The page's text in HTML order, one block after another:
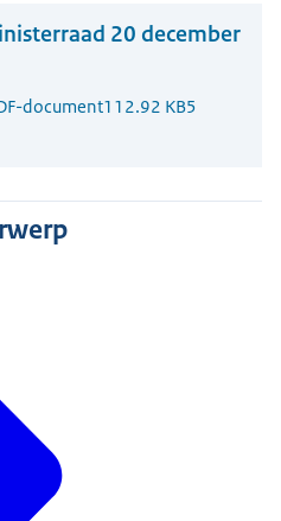
20 december
document112.92 KB5